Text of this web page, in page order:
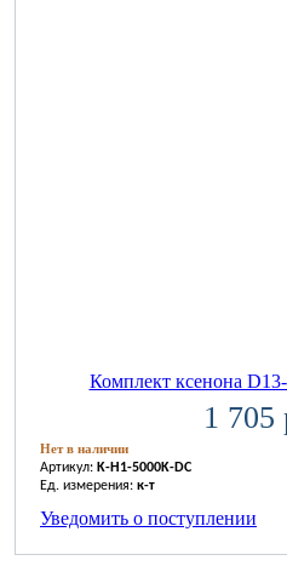
Комплект ксенона
1 705
Нет в наличии
Артикул: K-H1-5000K-DC
Ед. измерения: к-т
Уведомить о поступлении